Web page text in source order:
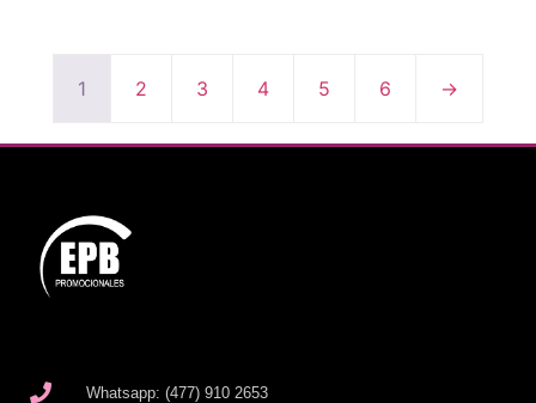
1 2 3 4 5 6 →
Whatsapp: (477) 910 2653